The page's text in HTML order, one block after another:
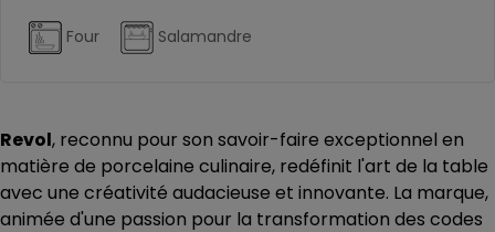
Four Salamandre
Revol, reconnu pour son savoir-faire exceptionnel en
matière de porcelaine culinaire, redéfinit l'art de la table
avec une créativité audacieuse et innovante. La marque,
animée d'une passion pour la transformation des codes